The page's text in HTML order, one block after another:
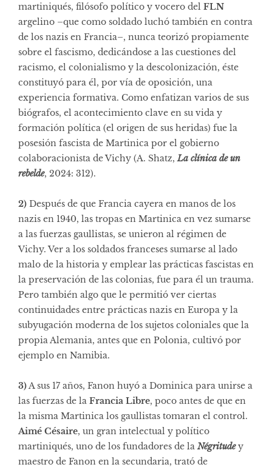
martiniqués, filósofo político y vocero del FLN
argelino –que como soldado luchó también en contra
de los nazis en Francia–, nunca teorizó propiamente
sobre el fascismo, dedicándose a las cuestiones del
racismo, el colonialismo y la descolonización, éste
constituyó para él, por vía de oposición, una
experiencia formativa. Como enfatizan varios de sus
biógrafos, el acontecimiento clave en su vida y
formación política (el origen de sus heridas) fue la
posesión fascista de Martinica por el gobierno
colaboracionista de Vichy (A. Shatz, La clínica de un
rebelde, 2024: 312).
2) Después de que Francia cayera en manos de los
nazis en 1940, las tropas en Martinica en vez sumarse
a las fuerzas gaullistas, se unieron al régimen de
Vichy. Ver a los soldados franceses sumarse al lado
malo de la historia y emplear las prácticas fascistas en
la preservación de las colonias, fue para él un trauma.
Pero también algo que le permitió ver ciertas
continuidades entre prácticas nazis en Europa y la
subyugación moderna de los sujetos coloniales que la
propia Alemania, antes que en Polonia, cultivó por
ejemplo en Namibia.
3) A sus 17 años, Fanon huyó a Dominica para unirse a
las fuerzas de la Francia Libre, poco antes de que en
la misma Martinica los gaullistas tomaran el control.
Aimé Césaire, un gran intelectual y político
martiniqués, uno de los fundadores de la Négritudey
maestro de Fanon en la secundaria, trató de